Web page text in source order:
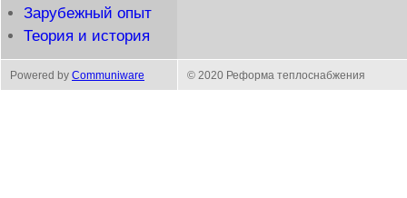
Зарубежный опыт
Теория и история
Powered by Communiware © 2020 Реформа теплоснабжения